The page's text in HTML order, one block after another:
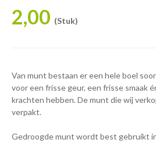
2,00 (Stuk)
Van munt bestaan er een hele boel
voor een frisse geur, een frisse smaak
krachten hebben. De munt die wij
verpakt.
Gedroogde munt wordt best gebruikt